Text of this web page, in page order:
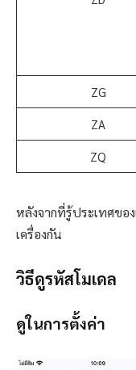
ZG
ZA
ZQ
หลังจากที่รู้ประเทศขอ
เครื่องกัน
วิธีดูรหัสโมเดล
ดูในการตั้งค่า